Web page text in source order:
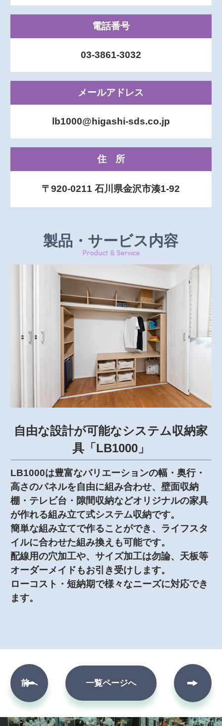
電話番号
03-3861-3032
メールアドレス
lb1000@higashi-sds.co.jp
住所
〒920-0211 石川県金沢市湊1-92
製品・サービス内容
Product & Service
自由な設計が可能なシステム収納家
具「LB1000」
LB1000は豊富なバリエーションの幅・奥行・
高さのパネルを自由に組み合わせ、壁面収納
棚・テレビ台・隙間収納などオリジナルの家具
が作れる組み立て式システム収納です。
簡単な組み立てで作ることができ、ライフスタ
イルに合わせた組み換えも可能です。
配線用の穴加工や、サイズ加工は勿論、天板等
オーダーメイドもお引き受けします。
ローコスト・短納期で様々なニーズに対応でき
ます。
前へ 一覧ページへ
次へ